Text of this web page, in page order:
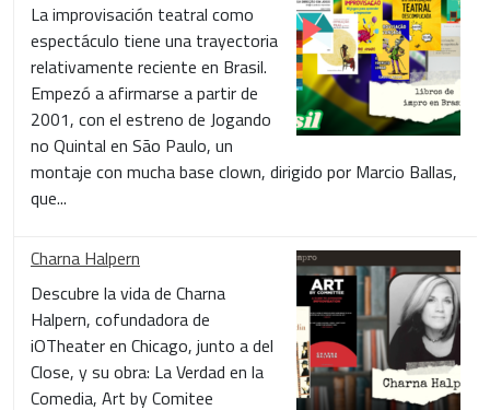
La improvisación teatral como
espectáculo tiene una trayectoria
relativamente reciente en Brasil.
Empezó a afirmarse a partir de
2001, con el estreno de Jogando
no Quintal en São Paulo, un
montaje con mucha base clown, dirigido por Marcio Ballas,
que...
Charna Halpern
Descubre la vida de Charna
Halpern, cofundadora de
iOTheater en Chicago, junto a del
Close, y su obra: La Verdad en la
Comedia, Art by Comitee